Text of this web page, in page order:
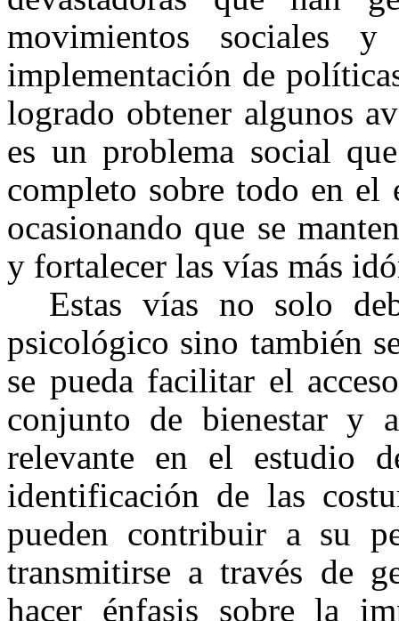
movimientos sociales
implementación de
logrado obtener algunos
es un problema social
completo sobre todo en el
ocasionando que se
y fortalecer las vías más
Estas vías no solo
psicológico sino también
se pueda facilitar el
conjunto de bienestar y
relevante en el estudio
identificación de las
pueden contribuir a su
transmitirse a través de
hacer énfasis sobre la